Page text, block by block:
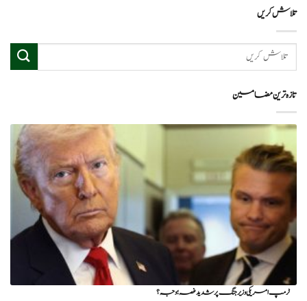
تلاش کریں
تازہ ترین مضامین
ٹرمپ امریکی وزیر جنگ پر شدید غصہ؛ وجہ ؟